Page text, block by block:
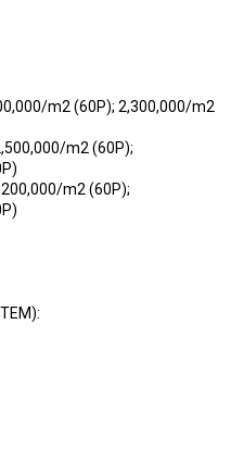
m2 (60P); 2,300,000/m2
m2 (60P);
m2 (60P);